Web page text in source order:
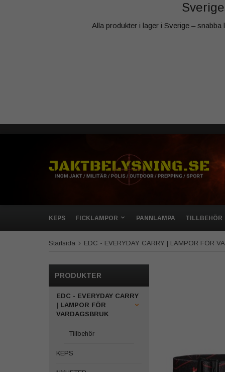
Alla produkter i lager i Sverige –
KEPS FICKLAMPOR PANNLAMPA TILLBEHÖR
Startsida EDC - EVERYDAY CARRY | LAMPOR FÖR
PRODUKTER
EDC - EVERYDAY CARRY
| LAMPOR FÖR
VARDAGSBRUK
Tillbehör
KEPS